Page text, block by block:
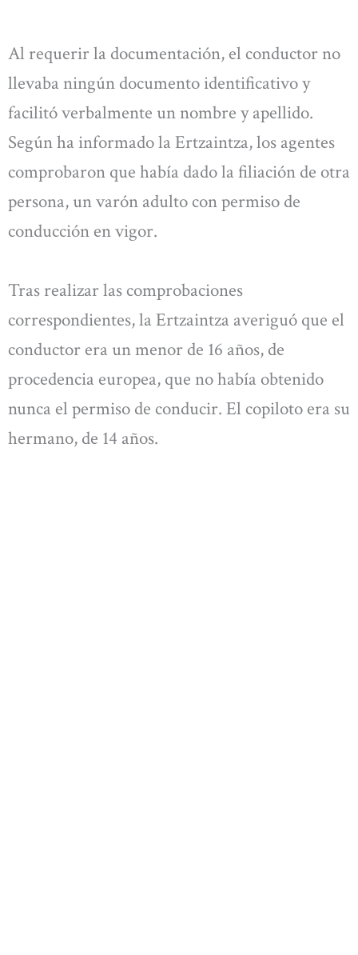
Al requerir la documentación, el conductor no
llevaba ningún documento identificativo y
facilitó verbalmente un nombre y apellido.
Según ha informado la Ertzaintza, los agentes
comprobaron que había dado la filiación de otra
persona, un varón adulto con permiso de
conducción en vigor.
Tras realizar las comprobaciones
correspondientes, la Ertzaintza averiguó que el
conductor era un menor de 16 años, de
procedencia europea, que no había obtenido
nunca el permiso de conducir. El copiloto era su
hermano, de 14 años.